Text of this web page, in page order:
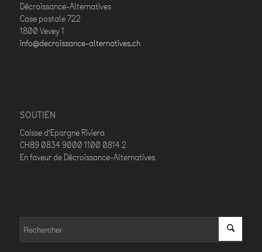
Décroissance-Alternatives
Case postale 722
1800 Vevey 1
info@decroissance-alternatives.ch
SOUTIEN
Caisse d’Epargne Riviera
CH89 0834 9000 1100 0814 2
En faveur de Décroissance-Alternatives